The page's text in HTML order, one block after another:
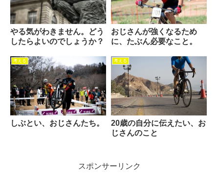
やる気がわきません。どう
したらよいのでしょうか？
おじさんが強くなるため
に、たぶん必要なこと。
考える
しぶとい、おじさんたち。
考える
20歳の自分に伝えたい、お
じさんのこと
スポンサーリンク